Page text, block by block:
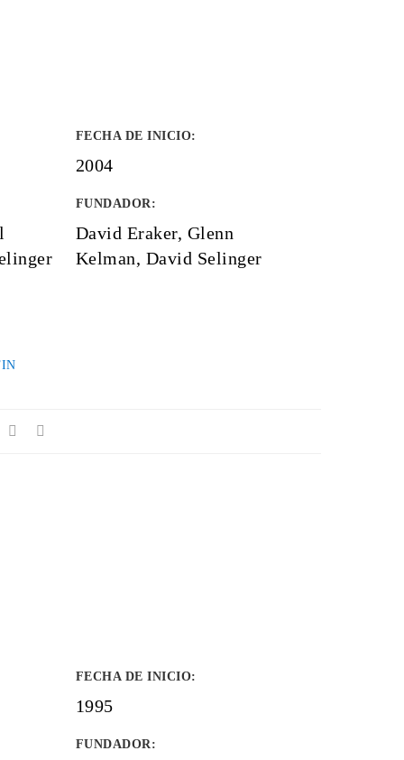
FECHA DE INICIO:
2004
FUNDADOR:
David Eraker, Glenn
Kelman, David Selinger
FECHA DE INICIO:
1995
FUNDADOR: